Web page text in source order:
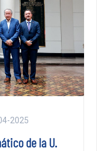
2025
de la U.